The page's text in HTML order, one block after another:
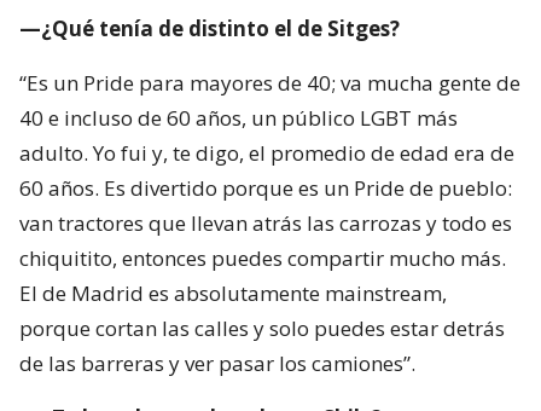
—¿Qué tenía de distinto el de Sitges?
“Es un Pride para mayores de 40; va mucha gente de
40 e incluso de 60 años, un público LGBT más
adulto. Yo fui y, te digo, el promedio de edad era de
60 años. Es divertido porque es un Pride de pueblo:
van tractores que llevan atrás las carrozas y todo es
chiquitito, entonces puedes compartir mucho más.
El de Madrid es absolutamente mainstream,
porque cortan las calles y solo puedes estar detrás
de las barreras y ver pasar los camiones”.